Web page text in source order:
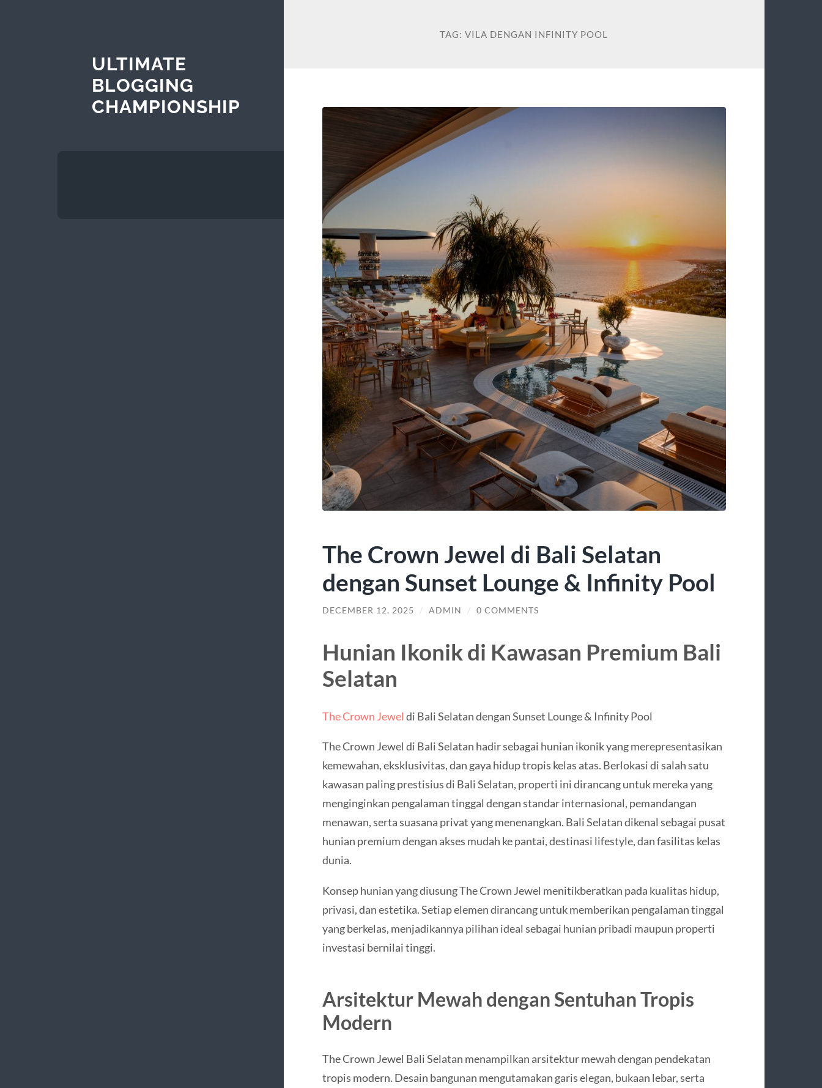
ULTIMATE
BLOGGING
CHAMPIONSHIP
TAG:VILA DENGAN INFINITY POOL
The Crown Jewel di Bali Selatan
dengan Sunset Lounge & Infinity Pool
DECEMBER 12, 2025 / ADMIN / 0 COMMENTS
Hunian Ikonik di Kawasan Premium Bali
Selatan
The Crown Jewel di Bali Selatan dengan Sunset Lounge & Infinity Pool
The Crown Jewel di Bali Selatan hadir sebagai hunian ikonik yang merepresentasikan
kemewahan, eksklusivitas, dan gaya hidup tropis kelas atas. Berlokasi di salah satu
kawasan paling prestisius di Bali Selatan, properti ini dirancang untuk mereka yang
menginginkan pengalaman tinggal dengan standar internasional, pemandangan
menawan, serta suasana privat yang menenangkan. Bali Selatan dikenal sebagai pusat
hunian premium dengan akses mudah ke pantai, destinasi lifestyle, dan fasilitas kelas
dunia.
Konsep hunian yang diusung The Crown Jewel menitikberatkan pada kualitas hidup,
privasi, dan estetika. Setiap elemen dirancang untuk memberikan pengalaman tinggal
yang berkelas, menjadikannya pilihan ideal sebagai hunian pribadi maupun properti
investasi bernilai tinggi.
Arsitektur Mewah dengan Sentuhan Tropis
Modern
The Crown Jewel Bali Selatan menampilkan arsitektur mewah dengan pendekatan
tropis modern. Desain bangunan mengutamakan garis elegan, bukaan lebar, serta